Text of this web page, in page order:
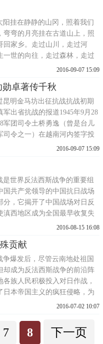
阳挂在静静的山冈，照着我们
弯弯的月亮挂在古道山上，照
回家乡。走过山川，走过河
一世的向往，走过森林，走过
哥到过，到过的地方。一首
2016-09-07 15:09
卓著传千秋
昆明金马坊出征抗战抗战初期
军出省抗战的报道1945年9月28
军团司令土桥勇逸（曾是台儿
司令之一）在越南河内签字投
月7日全面抗战爆发后，蒋介石
2016-09-07 15:09
是世界反法西斯战争的重要组
国共产党领导的中国抗日战场
分，它揭开了中国战场对日反
滇西地区成为全国最早收复失
。在滇西抗战中，大理人民作
2016-08-15 16:08
贡献
争爆发后，尽管云南地处祖国
却成为反法西斯战争的前沿阵
各族人民积极投入对日作战，
日本帝国主义的疯狂侵略，为
略者赶出中国，取得中国现代
2016-07-02 10:07
7 8 下一页